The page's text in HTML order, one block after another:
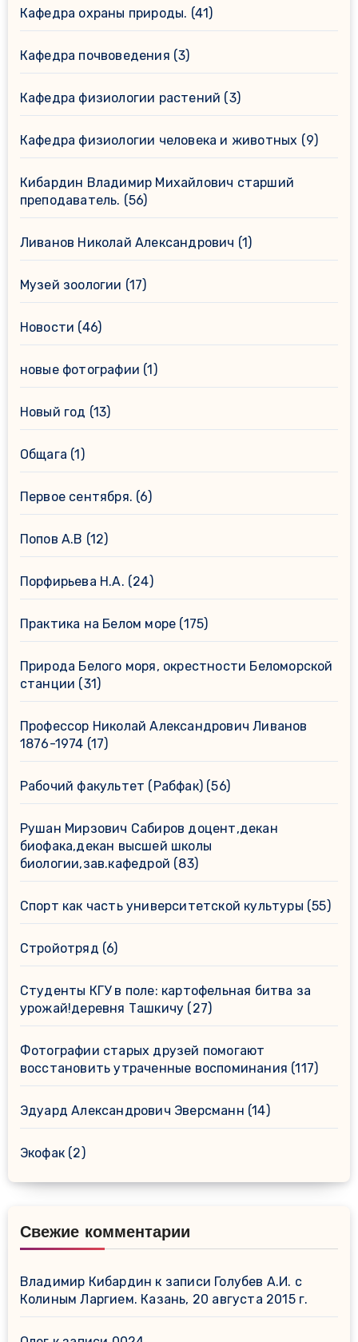
Кафедра охраны природы. (41)
Кафедра почвоведения (3)
Кафедра физиологии растений (3)
Кафедра физиологии человека и животных (9)
Кибардин Владимир Михайлович старший
преподаватель. (56)
Ливанов Николай Александрович (1)
Музей зоологии (17)
Новости (46)
новые фотографии (1)
Новый год (13)
Общага (1)
Первое сентября. (6)
Попов А.В (12)
Порфирьева Н.А. (24)
Практика на Белом море (175)
Природа Белого моря, окрестности Беломорской
станции (31)
Профессор Николай Александрович Ливанов
1876-1974 (17)
Рабочий факультет (Рабфак)(56)
Рушан Мирзович Сабиров доцент,декан
биофака,декан высшей школы
биологии,зав.кафедрой (83)
Спорт как часть университетской культуры (55)
Стройотряд (6)
Студенты КГУ в поле: картофельная битва за
урожай!деревня Ташкичу (27)
Фотографии старых друзей помогают
восстановить утраченные воспоминания (117)
Эдуард Александрович Эверсманн (14)
Экофак(2)
Свежие комментарии
Владимир Кибардин к записи Голубев А.И. с
Колиным Ларгием. Казань, 20 августа 2015 г.